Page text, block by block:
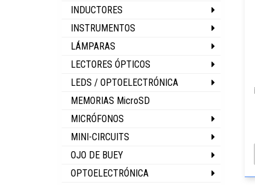
INDUCTORES
INSTRUMENTOS
LÁMPARAS
LECTORES ÓPTICOS
LEDS / OPTOELECTRÓNICA
MEMORIAS MicroSD
MICRÓFONOS
MINI-CIRCUITS
OJO DE BUEY
OPTOELECTRÓNICA